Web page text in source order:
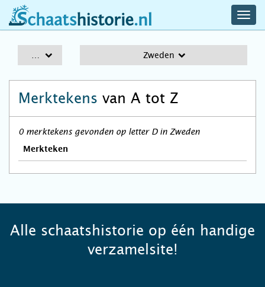
schaatshistorie.nl
Zweden
Merktekens van A tot Z
0 merktekens gevonden op letter D in Zweden
Merkteken
Alle schaatshistorie op één handige
verzamelsite!